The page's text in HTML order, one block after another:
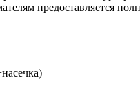
предоставляется